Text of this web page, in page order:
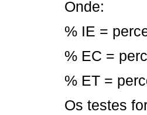
Onde:
% IE =
% EC =
% ET =
Os testes